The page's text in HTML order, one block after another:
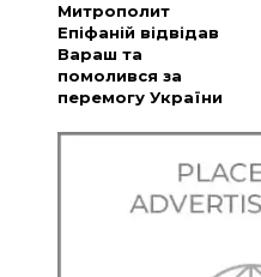
Митрополит
Епіфаній відвідав
Вараш та
помолився за
перемогу України